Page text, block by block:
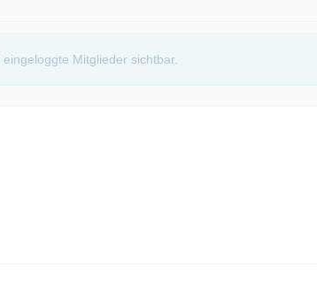
Mitglieder sichtbar.